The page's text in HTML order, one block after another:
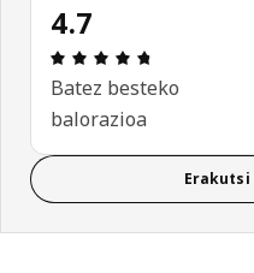
4.7
Aipamena:
Batez besteko
balorazioa